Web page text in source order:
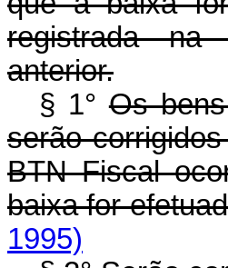
registrada
anterior.
§ 1°Os
serão
BTN Fiscal
baixa for
1995)